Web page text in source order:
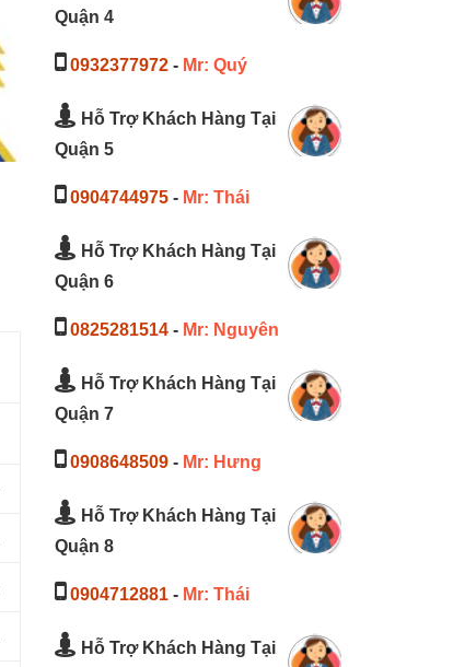
Quận 4
0932377972- Mr: Quý
Hỗ Trợ Khách Hàng Tại
Quận 5
0904744975- Mr: Thái
Hỗ Trợ Khách Hàng Tại
Quận 6
0825281514- Mr: Nguyên
Hỗ Trợ Khách Hàng Tại
Quận 7
0908648509- Mr: Hưng
Hỗ Trợ Khách Hàng Tại
Quận 8
0904712881- Mr: Thái
Hỗ Trợ Khách Hàng Tại